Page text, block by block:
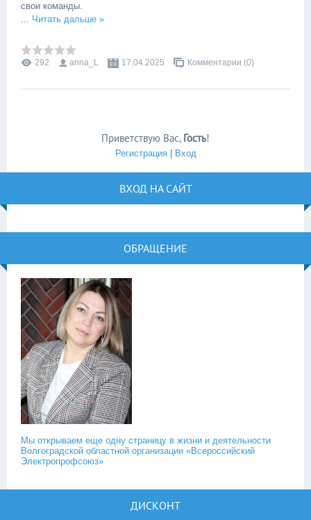
свои команды.
... Читать дальше »
292 anna_L 17.04.2025 Комментарии (0)
Приветствую Вас, Гость!
Регистрация| Вход
ВХОД НА САЙТ
ОБРАЩЕНИЕ
Мы открываем еще одну страницу в жизни и деятельности
Волгоградской областной организации «Всероссийский
Электропрофсоюз»
ДИСКОНТ